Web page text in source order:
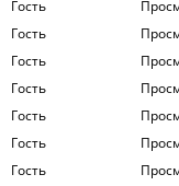
Гость
Гость
Гость
Гость
Гость
Гость
Гость